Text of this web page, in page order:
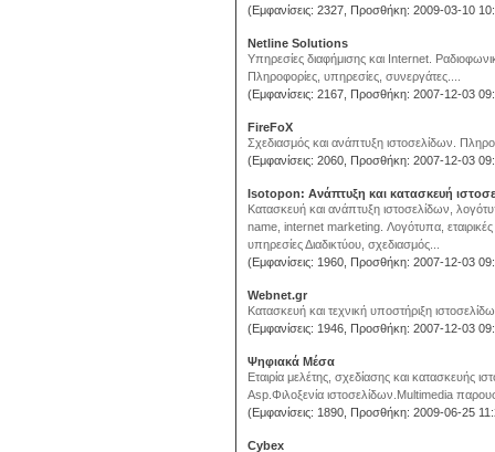
(Εμφανίσεις: 2327, Προσθήκη: 2009-03-10
Netline Solutions
Υπηρεσίες διαφήμισης και Internet.
Πληροφορίες, υπηρεσίες, συνεργάτες....
(Εμφανίσεις: 2167, Προσθήκη: 2007-12-03
FireFoX
Σχεδιασμός και ανάπτυξη ιστοσελίδων.
(Εμφανίσεις: 2060, Προσθήκη: 2007-12-03
Isotopon: Ανάπτυξη και κατασκευή
Κατασκευή και ανάπτυξη ιστοσελίδων,
name, internet marketing. Λογότυπα,
υπηρεσίες Διαδικτύου, σχεδιασμός...
(Εμφανίσεις: 1960, Προσθήκη: 2007-12-03
Webnet.gr
Κατασκευή και τεχνική υποστήριξη
(Εμφανίσεις: 1946, Προσθήκη: 2007-12-03
Ψηφιακά Μέσα
Εταιρία μελέτης, σχεδίασης και κατασκευής
Asp.Φιλοξενία ιστοσελίδων.Multimedia
(Εμφανίσεις: 1890, Προσθήκη: 2009-06-25
Cybex